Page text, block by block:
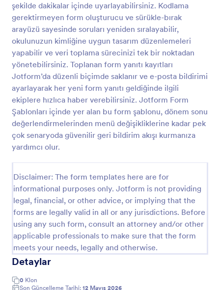
şekilde dakikalar içinde uyarlayabilirsiniz. Kodlama
gerektirmeyen form oluşturucu ve sürükle-bırak
arayüzü sayesinde soruları yeniden sıralayabilir,
okulunuzun kimliğine uygun tasarım düzenlemeleri
yapabilir ve veri toplama sürecinizi tek bir noktadan
yönetebilirsiniz. Toplanan form yanıtı kayıtları
Jotform’da düzenli biçimde saklanır ve e-posta bildirimi
ayarlayarak her yeni form yanıtı geldiğinde ilgili
ekiplere hızlıca haber verebilirsiniz. Jotform Form
Şablonları içinde yer alan bu form şablonu, dönem sonu
değerlendirmelerinden menü değişikliklerine kadar pek
çok senaryoda güvenilir geri bildirim akışı kurmanıza
yardımcı olur.
Disclaimer: The form templates here are for
informational purposes only. Jotform is not providing
legal, financial, or other advice, or implying that the
forms are legally valid in all or any jurisdictions. Before
using any such form, consult an attorney and/or other
applicable professionals to make sure that the form
meets your needs, legally and otherwise.
Detaylar
0 Klon
Son Güncelleme Tarihi: 12 Mayıs 2026
Öğretmen Memnuniyeti Anketi
Bu Öğretmen Memnuniyeti Anketi'ni kullanarak
öğretmenlerin ihtiyaçlarına cevap vererek ve geri
bildirimlerini dinleyerek öğretmenleri mutlu edin. Bu
form şablonu, bir anket oluştururken gerekli tüm
Şablon Kullan
Önizleme